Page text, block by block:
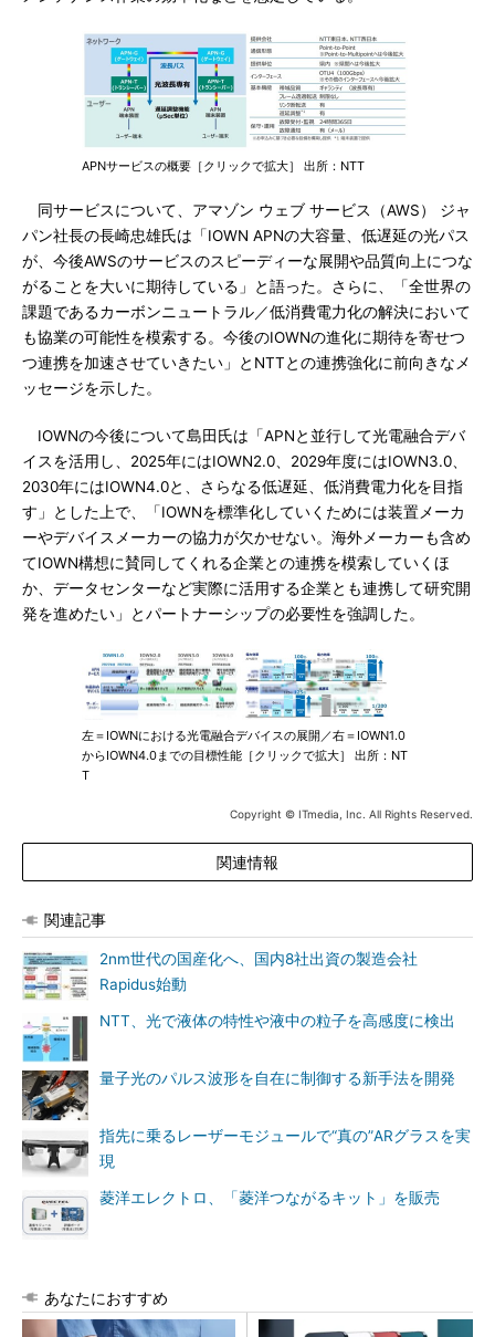
APNサービスの概要［クリックで拡大］ 出所：NTT
同サービスについて、アマゾン ウェブ サービス（AWS） ジャ
パン社長の長崎忠雄氏は「IOWN APNの大容量、低遅延の光パス
が、今後AWSのサービスのスピーディーな展開や品質向上につな
がることを大いに期待している」と語った。さらに、「全世界の
課題であるカーボンニュートラル／低消費電力化の解決において
も協業の可能性を模索する。今後のIOWNの進化に期待を寄せつ
つ連携を加速させていきたい」とNTTとの連携強化に前向きなメ
ッセージを示した。
IOWNの今後について島田氏は「APNと並行して光電融合デバ
イスを活用し、2025年にはIOWN2.0、2029年度にはIOWN3.0、
2030年にはIOWN4.0と、さらなる低遅延、低消費電力化を目指
す」とした上で、「IOWNを標準化していくためには装置メーカ
ーやデバイスメーカーの協力が欠かせない。海外メーカーも含め
てIOWN構想に賛同してくれる企業との連携を模索していくほ
か、データセンターなど実際に活用する企業とも連携して研究開
発を進めたい」とパートナーシップの必要性を強調した。
左＝IOWNにおける光電融合デバイスの展開／右＝IOWN1.0
からIOWN4.0までの目標性能［クリックで拡大］ 出所：NT
T
Copyright © ITmedia, Inc. All Rights Reserved.
関連情報
関連記事
2nm世代の国産化へ、国内8社出資の製造会社
Rapidus始動
NTT、光で液体の特性や液中の粒子を高感度に検出
量子光のパルス波形を自在に制御する新手法を開発
指先に乗るレーザーモジュールで“真の”ARグラスを実
現
菱洋エレクトロ、「菱洋つながるキット」を販売
あなたにおすすめ